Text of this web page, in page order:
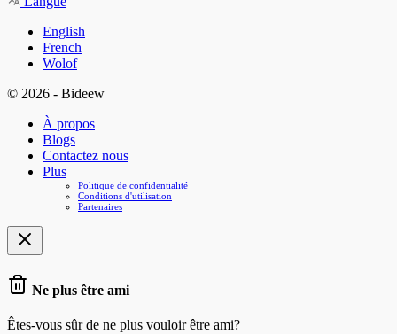
English
French
Wolof
© 2026 - Bideew
À propos
Blogs
Contactez nous
Plus
Politique de confidentialité
Conditions d'utilisation
Partenaires
Ne plus être ami
Êtes-vous sûr de ne plus vouloir être ami?